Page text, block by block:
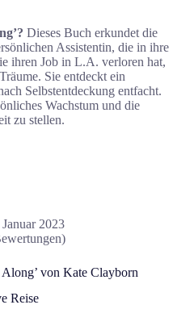
Dieses Buch erkundet die
Assistentin, die in ihre
ihren Job in L.A. verloren hat,
Sie entdeckt ein
Selbstentdeckung entfacht.
Wachstum und die
zu stellen.
Januar 2023
von Kate Clayborn
Reise